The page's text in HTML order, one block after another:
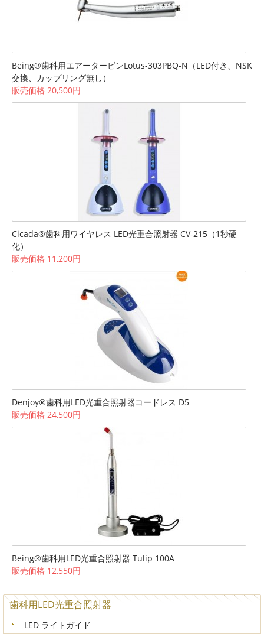
Being®歯科用エアータービンLotus-303PBQ-N（LED付き、NSK
交換、カップリング無し）
販売価格 20,500円
Cicada®歯科用ワイヤレス LED光重合照射器 CV-215（1秒硬
化）
販売価格 11,200円
Denjoy®歯科用LED光重合照射器コードレス D5
販売価格 24,500円
Being®歯科用LED光重合照射器 Tulip 100A
販売価格 12,550円
歯科用LED光重合照射器
LED ライトガイド